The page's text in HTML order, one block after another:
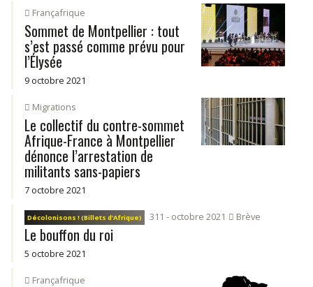
Françafrique
Sommet de Montpellier : tout
s’est passé comme prévu pour
l’Élysée
9 octobre 2021
Migrations
Le collectif du contre-sommet
Afrique-France à Montpellier
dénonce l’arrestation de
militants sans-papiers
7 octobre 2021
Décolonisons ! (Billets d’Afrique) 311 - octobre 2021 Brève
Le bouffon du roi
5 octobre 2021
Françafrique